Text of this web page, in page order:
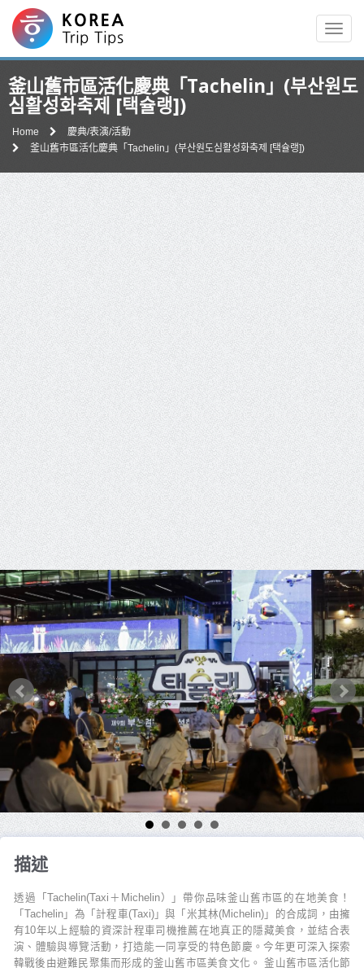
釜山舊市區活化慶典「Tachelin」(부산원도
심활성화축제 [택슐랭])
Home
慶典/表演/活動
釜山舊市區活化慶典「Tachelin」(부산원도심활성화축제 [택슐랭])
描述
透過「Tachelin(Taxi＋Michelin）」帶你品味釜山舊市區的在地美食！
「Tachelin」為「計程車(Taxi)」與「米其林(Michelin)」的合成詞，由擁
有10年以上經驗的資深計程車司機推薦在地真正的隱藏美食，並結合表
演、體驗與導覽活動，打造能一同享受的特色節慶。今年更可深入探索
韓戰後由避難民聚集而形成的釜山舊市區美食文化。 釜山舊市區活化節